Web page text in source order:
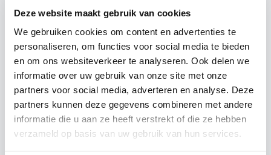
Deze website maakt gebruik van cookies
We gebruiken cookies om content en advertenties te
personaliseren, om functies voor social media te bieden
en om ons websiteverkeer te analyseren. Ook delen we
informatie over uw gebruik van onze site met onze
partners voor social media, adverteren en analyse. Deze
partners kunnen deze gegevens combineren met andere
informatie die u aan ze heeft verstrekt of die ze hebben
verzameld op basis van uw gebruik van hun services.
Omschrijving
Product details
Er worden 2 striping
dus zowel de linker als de rechterkant van jefiets
beplakken op de stang.
Afmeting sticker :